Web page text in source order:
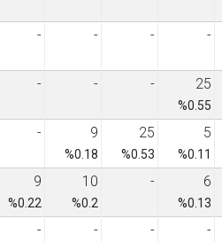
- - - -
- - - 25
%0.55
- 9
%0.18
25
%0.53
5
%0.11
9
%0.22
10
%0.2
- 6
%0.13
- - - -